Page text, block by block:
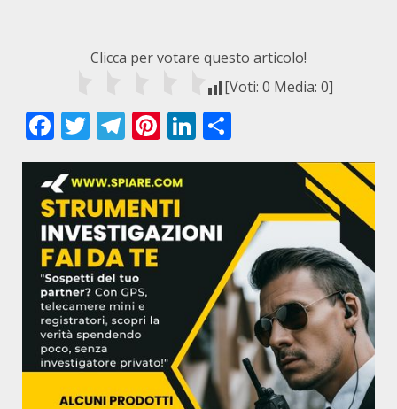
Clicca per votare questo articolo!
[Voti: 0 Media: 0]
Facebook
Twitter
Telegram
Pinterest
LinkedIn